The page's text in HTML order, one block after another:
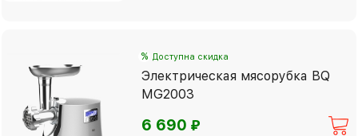
% Доступна скидка
Электрическая мясорубка BQ
MG2003
6 690⃏